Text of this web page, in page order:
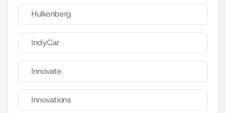
Hulkenberg
IndyCar
Innovate
Innovations